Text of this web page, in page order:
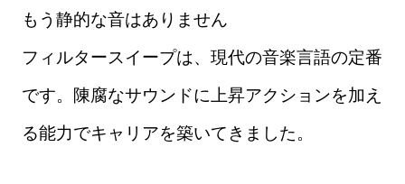
もう静的な音はありません
フィルタースイープは、現代の音楽言語の定番
です。陳腐なサウンドに上昇アクションを加え
る能力でキャリアを築いてきました。